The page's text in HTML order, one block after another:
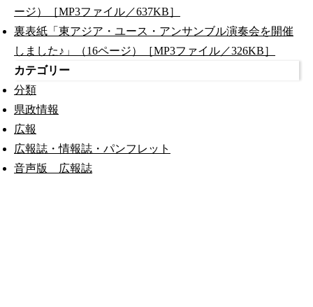
ージ）［MP3ファイル／637KB］
裏表紙「東アジア・ユース・アンサンブル演奏会を開催
しました♪」（16ページ）［MP3ファイル／326KB］
カテゴリー
分類
県政情報
広報
広報誌・情報誌・パンフレット
音声版 広報誌